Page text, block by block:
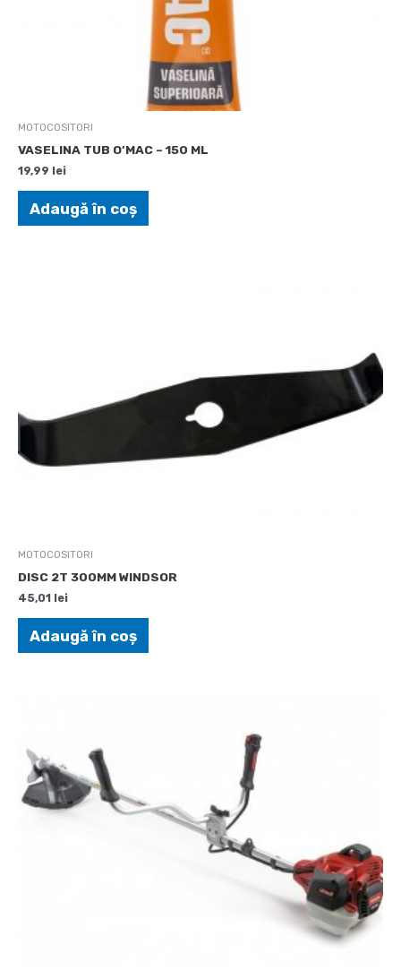
MOTOCOSITORI
VASELINA TUB O’MAC – 150 ML
19,99 lei
Adaugă în coș
MOTOCOSITORI
DISC 2T 300MM WINDSOR
45,01 lei
Adaugă în coș